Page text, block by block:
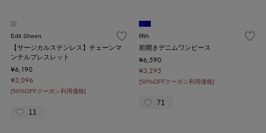
Edit Sheen
【サージカルステンレス】チェーンマ
ンテルブレスレット
¥6,190
¥3,096
[50%OFFクーポン利用価格]
11
fifth
前開きデニムワンピース
¥6,590
¥3,295
[50%OFFクーポン利用価格]
71